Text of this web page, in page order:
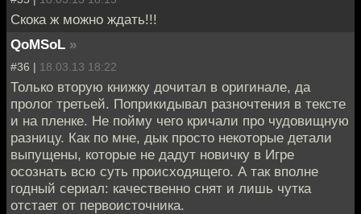
Скока ж можно ждать!!!
QoMSoL »
#36 | 18.03.13 18:22
Только вторую книжку дочитал в оригинале, да
пролог третьей. Поприкидывал разночтения в тексте
и на пленке. Не пойму чего кричали про чудовищную
разницу. Как по мне, дык просто некоторые детали
выпущены, которые не дадут новичку в Игре
осознать всю суть происходящего. А так вполне
годный сериал: качественно снят и лишь чутка
отстает от первоисточника.